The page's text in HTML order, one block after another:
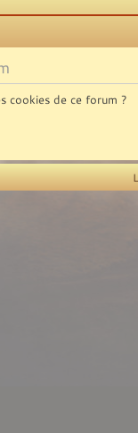
cookies de ce forum ?